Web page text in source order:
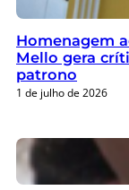
Homenagem
Mello gera
patrono
1 de julho de 2026